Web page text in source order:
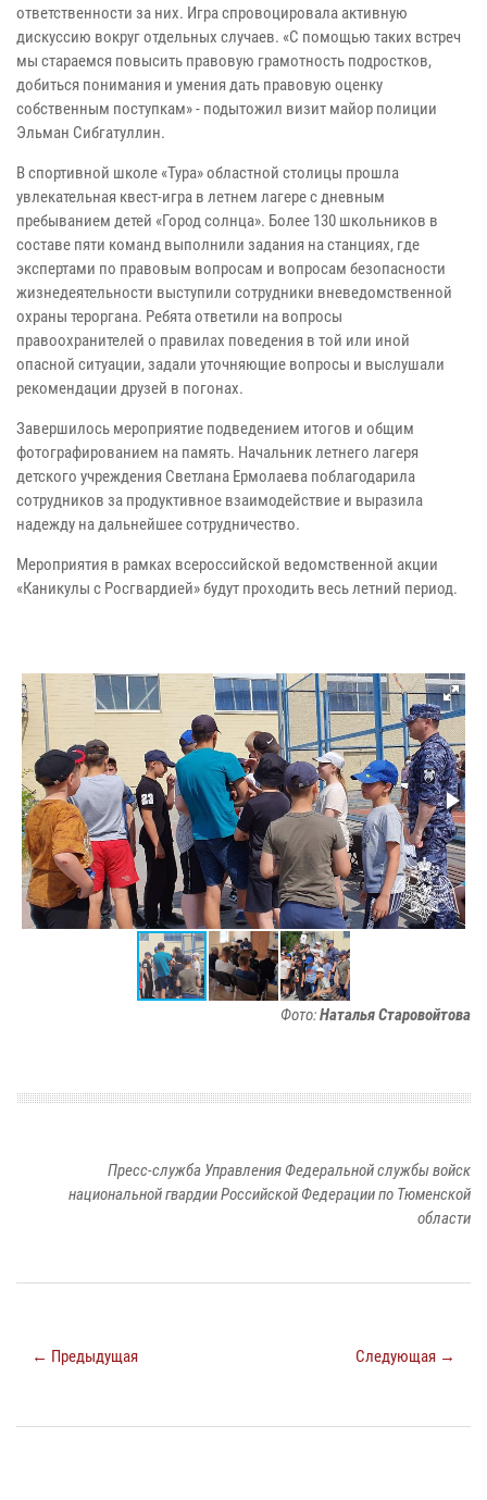
ответственности за них. Игра спровоцировала активную
дискуссию вокруг отдельных случаев. «С помощью таких встреч
мы стараемся повысить правовую грамотность подростков,
добиться понимания и умения дать правовую оценку
собственным поступкам» - подытожил визит майор полиции
Эльман Сибгатуллин.
В спортивной школе «Тура» областной столицы прошла
увлекательная квест-игра в летнем лагере с дневным
пребыванием детей «Город солнца». Более 130 школьников в
составе пяти команд выполнили задания на станциях, где
экспертами по правовым вопросам и вопросам безопасности
жизнедеятельности выступили сотрудники вневедомственной
охраны тероргана. Ребята ответили на вопросы
правоохранителей о правилах поведения в той или иной
опасной ситуации, задали уточняющие вопросы и выслушали
рекомендации друзей в погонах.
Завершилось мероприятие подведением итогов и общим
фотографированием на память. Начальник летнего лагеря
детского учреждения Светлана Ермолаева поблагодарила
сотрудников за продуктивное взаимодействие и выразила
надежду на дальнейшее сотрудничество.
Мероприятия в рамках всероссийской ведомственной акции
«Каникулы с Росгвардией» будут проходить весь летний период.
Фото:Наталья Старовойтова
Пресс-служба Управления Федеральной службы войск
национальной гвардии Российской Федерации по Тюменской
области
← Предыдущая Следующая →